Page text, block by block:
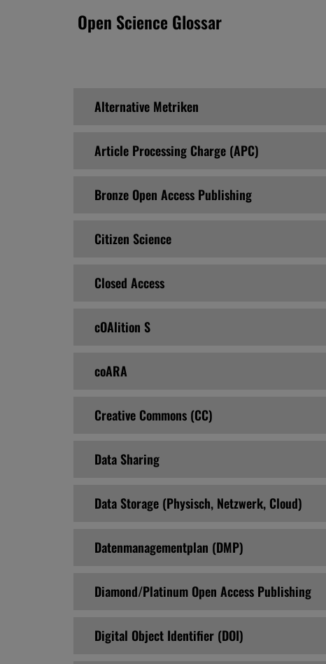
Open Science Glossar
Alternative Metriken
Article Processing Charge (APC)
Bronze Open Access Publishing
Citizen Science
Closed Access
cOAlition S
coARA
Creative Commons (CC)
Data Sharing
Data Storage (Physisch, Netzwerk, Cloud)
Datenmanagementplan (DMP)
Diamond/Platinum Open Access Publishing
Digital Object Identifier (DOI)